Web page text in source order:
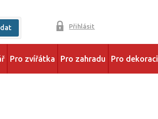
Přihlásit
Pro zvířátka Pro zahradu Pro dekoraci